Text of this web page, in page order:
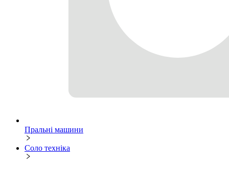
Пральні машини
Соло техніка